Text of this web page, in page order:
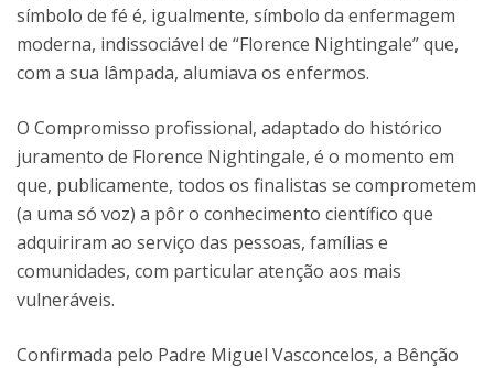
símbolo de fé é, igualmente, símbolo da enfermagem
moderna, indissociável de “Florence Nightingale” que,
com a sua lâmpada, alumiava os enfermos.
O Compromisso profissional, adaptado do histórico
juramento de Florence Nightingale, é o momento em
que, publicamente, todos os finalistas se comprometem
(a uma só voz) a pôr o conhecimento científico que
adquiriram ao serviço das pessoas, famílias e
comunidades, com particular atenção aos mais
vulneráveis.
Confirmada pelo Padre Miguel Vasconcelos, a Bênção